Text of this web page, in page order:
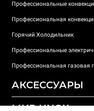
Профессиональные
Профессиональная
Горячий Холодильник
Профессиональные
Профессиональная газовая
АКСЕССУАРЫ
МИР UNOX